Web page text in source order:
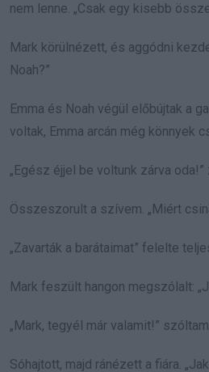
nem lenne. „Csak egy kisebb
Mark körülnézett, és aggódni
Noah?”
Emma és Noah végül előbújtak a
voltak, Emma arcán még könnyek
„Egész éjjel be voltunk zárva oda!”
Összeszorult a szívem. „Miért
„Zavarták a barátaimat” felelte
Mark feszült hangon megszólalt:
„Mark, tegyél már valamit!”
Sóhajtott, majd ránézett a fiára.